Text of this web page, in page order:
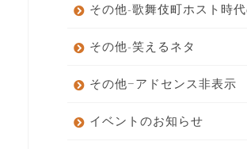
その他-歌舞伎町ホスト時
その他-笑えるネタ
その他−アドセンス非表示
イベントのお知らせ